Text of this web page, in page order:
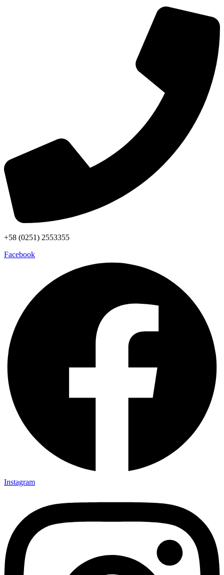
+58 (0251) 2553355
Facebook
Instagram